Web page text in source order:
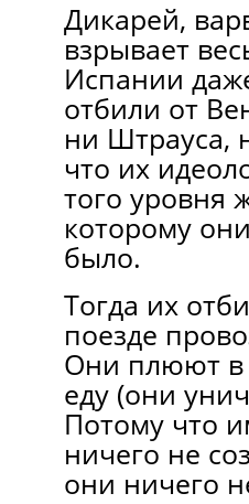
Дикарей,
взрывает
Испании
отбили от
ни Штрауса,
что их
того уровня
которому
было.
Тогда их
поезде
Они плюют в
еду (они
Потому что
ничего не
они ничего